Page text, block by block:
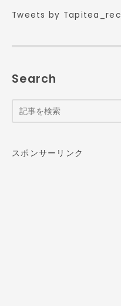
Tweets by Tapitea_rec
Search
スポンサーリンク